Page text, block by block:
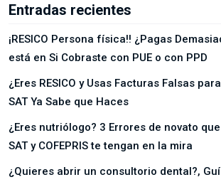
Entradas recientes
¡RESICO Persona física!! ¿Pagas
está en Si Cobraste con PUE o con PPD
¿Eres RESICO y Usas Facturas Falsas
SAT Ya Sabe que Haces
¿Eres nutriólogo? 3 Errores de novato
SAT y COFEPRIS te tengan en la mira
¿Quieres abrir un consultorio dental?,